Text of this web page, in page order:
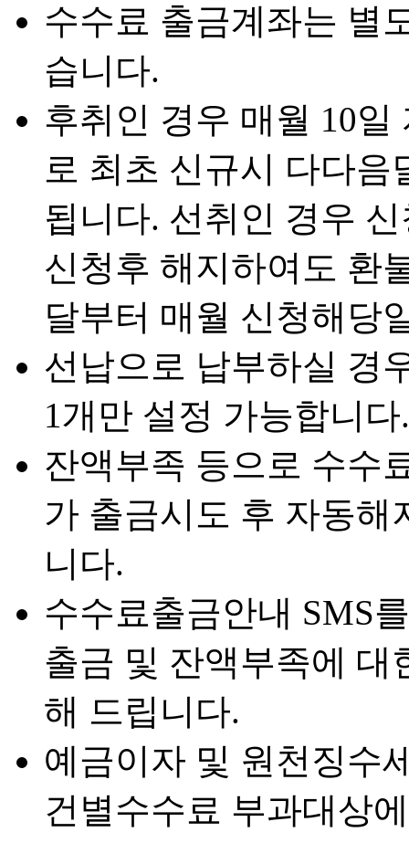
수수료 출금계좌는 별
습니다.
후취인 경우 매월 10
로 최초 신규시 다다음
됩니다. 선취인 경우
신청후 해지하여도 환
달부터 매월 신청해당
선납으로 납부하실 경
1개만 설정 가능합니다.
잔액부족 등으로 수수
가 출금시도 후 자동해
니다.
수수료출금안내 SMS
출금 및 잔액부족에 대
해 드립니다.
예금이자 및 원천징수
건별수수료 부과대상